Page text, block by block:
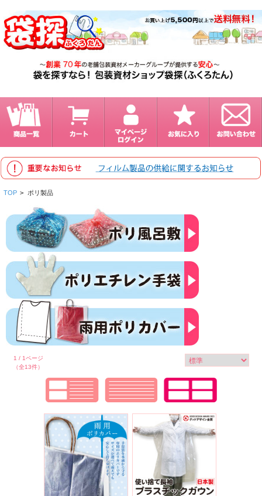
TOP > ポリ製品
1 / 1ページ
（全13件）